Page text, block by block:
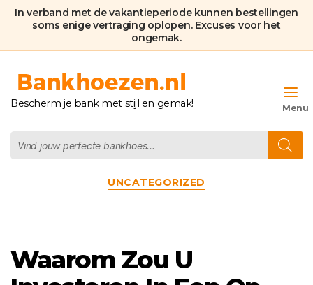
In verband met de vakantieperiode kunnen bestellingen
soms enige vertraging oplopen. Excuses voor het
ongemak.
Bankhoezen.nl
Bescherm je bank met stijl en gemak!
zoeken
Categorieën
UNCATEGORIZED
Waarom Zou U